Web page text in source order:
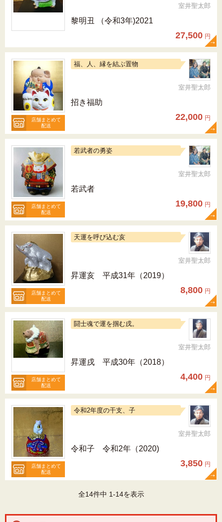
室井聖太郎
黎明丑 （令和3年)2021
27,500 円
店舗まとめて
配送
福、人、縁を結ぶ置物
室井聖太郎
招き福助
22,000 円
店舗まとめて
配送
若武者の勇姿
室井聖太郎
若武者
19,800 円
店舗まとめて
配送
天運を呼び込む亥
室井聖太郎
昇運亥 平成31年（2019）
8,800 円
店舗まとめて
配送
闘士魂で運を掴む戌。
室井聖太郎
昇運戌 平成30年（2018）
4,400 円
店舗まとめて
配送
令和2年度の干支、子
室井聖太郎
令和子 令和2年（2020)
3,850 円
全14件中 1-14を表示